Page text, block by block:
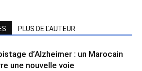
PLUS DE L'AUTEUR
d’Alzheimer : un Marocain
une nouvelle voie